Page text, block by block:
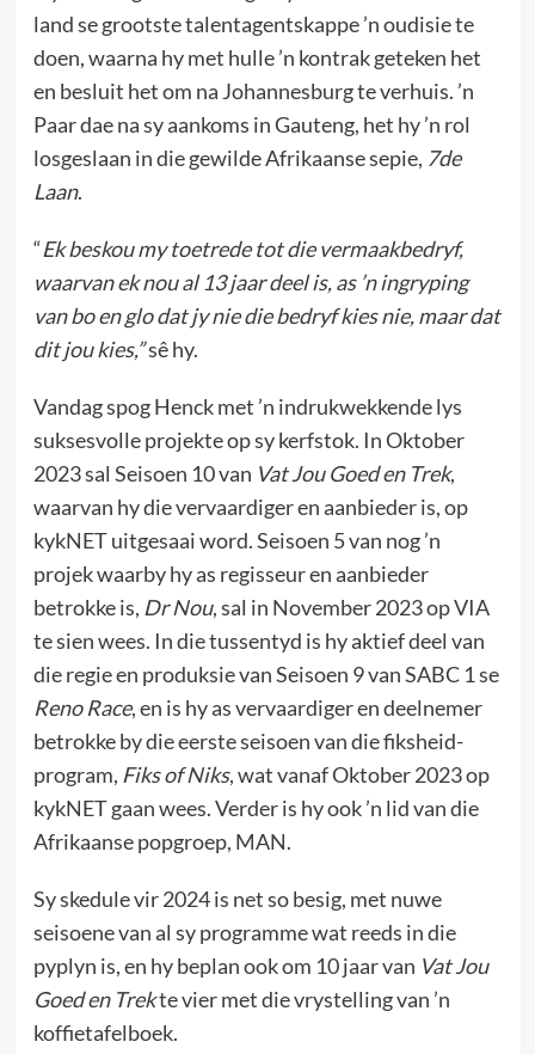
land se grootste talentagentskappe ’n oudisie te
doen, waarna hy met hulle ’n kontrak geteken het
en besluit het om na Johannesburg te verhuis. ’n
Paar dae na sy aankoms in Gauteng, het hy ’n rol
losgeslaan in die gewilde Afrikaanse sepie, 7de
Laan.
“Ek beskou my toetrede tot die vermaakbedryf,
waarvan ek nou al 13 jaar deel is, as ’n ingryping
van bo en glo dat jy nie die bedryf kies nie, maar dat
dit jou kies,”sê hy.
Vandag spog Henck met ’n indrukwekkende lys
suksesvolle projekte op sy kerfstok. In Oktober
2023 sal Seisoen 10 van Vat Jou Goed en Trek,
waarvan hy die vervaardiger en aanbieder is, op
kykNET uitgesaai word. Seisoen 5 van nog ’n
projek waarby hy as regisseur en aanbieder
betrokke is, Dr Nou, sal in November 2023 op VIA
te sien wees. In die tussentyd is hy aktief deel van
die regie en produksie van Seisoen 9 van SABC 1 se
Reno Race, en is hy as vervaardiger en deelnemer
betrokke by die eerste seisoen van die fiksheid-
program, Fiks of Niks, wat vanaf Oktober 2023 op
kykNET gaan wees. Verder is hy ook ’n lid van die
Afrikaanse popgroep, MAN.
Sy skedule vir 2024 is net so besig, met nuwe
seisoene van al sy programme wat reeds in die
pyplyn is, en hy beplan ook om 10 jaar van Vat Jou
Goed en Trekte vier met die vrystelling van ’n
koffietafelboek.